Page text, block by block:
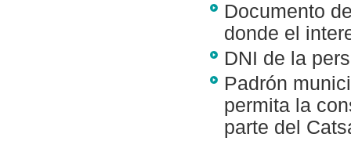
Documento
donde el
DNI de la
Padrón
permita la
parte del